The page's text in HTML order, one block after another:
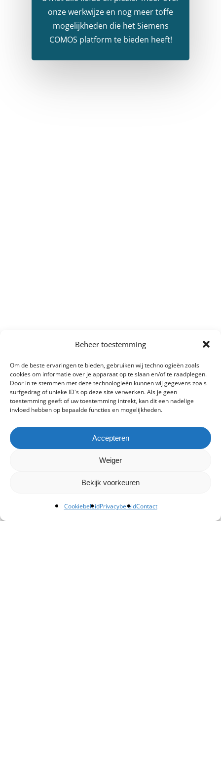
Beheer toestemming
Om de beste ervaringen te bieden, gebruiken wij technologieën zoals
cookies om informatie over je apparaat op te slaan en/of te raadplegen.
Door in te stemmen met deze technologieën kunnen wij gegevens zoals
surfgedrag of unieke ID's op deze site verwerken. Als je geen
toestemming geeft of uw toestemming intrekt, kan dit een nadelige
invloed hebben op bepaalde functies en mogelijkheden.
Accepteren
Weiger
Bekijk voorkeuren
CookiebeleidPrivacybeleidContact
onze werkwijze en nog meer toffe
mogelijkheden die het Siemens
COMOS platform te bieden heeft!